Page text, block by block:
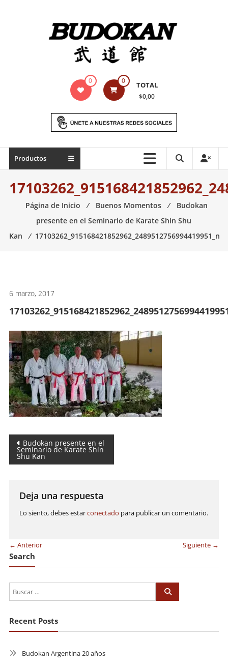
Indumentaria
marciales
Todo
necesario
para
artes
0 0 TOTAL
$0,00
Productos
Página de Inicio ⁄ Buenos Momentos ⁄
Budokan
presente en el Seminario de Karate Shin Shu
Kan
⁄ 17103262_915168421852962_2489512756994419951_n
6 marzo, 2017
Navegación
de
Budokan presente en el
Seminario de Karate Shin
Shu Kan
Deja una respuesta
Lo siento, debes estarconectado para publicar un comentario.
← Anterior Siguiente →
Search
Recent Posts
Budokan Argentina 20 años